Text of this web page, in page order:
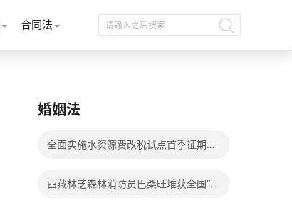
合同法
婚姻法
全面实施水资源费改税试点首季征期整
西藏林芝森林消防员巴桑旺堆获全国“火